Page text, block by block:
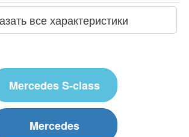
все характеристики
Mercedes S-class
Mercedes